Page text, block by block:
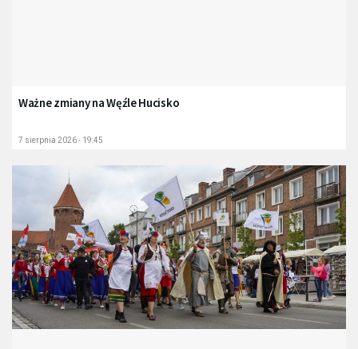
Ważne zmiany na Węźle Hucisko
7 sierpnia 2026 - 19:45